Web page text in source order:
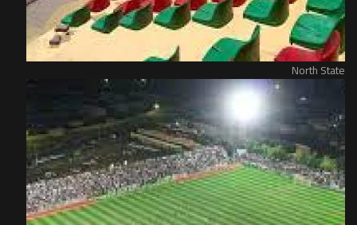
North State